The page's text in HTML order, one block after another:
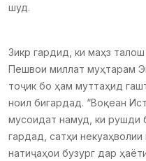
шуд.
Зикр гардид, ки маҳз
Пешвои миллат муҳтарам
тоҷик бо ҳам муттаҳид
ноил бигардад. “Воқеан
мусоидат намуд, ки рушди
гардад, сатҳи
натиҷаҳои бузург дар